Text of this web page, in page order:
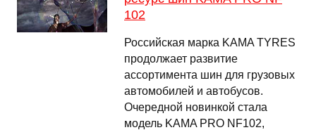
102
Российская марка KAMA TYRES
продолжает развитие
ассортимента шин для грузовых
автомобилей и автобусов.
Очередной новинкой стала
модель KAMA PRO NF102,